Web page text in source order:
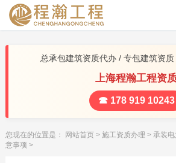
总承包建筑资质代办 / 专包建筑资
上海程瀚工程资
☎ 178 919 10243
您现在的位置是： 网站首页> 施工资质办理 > 承装
意事项 >